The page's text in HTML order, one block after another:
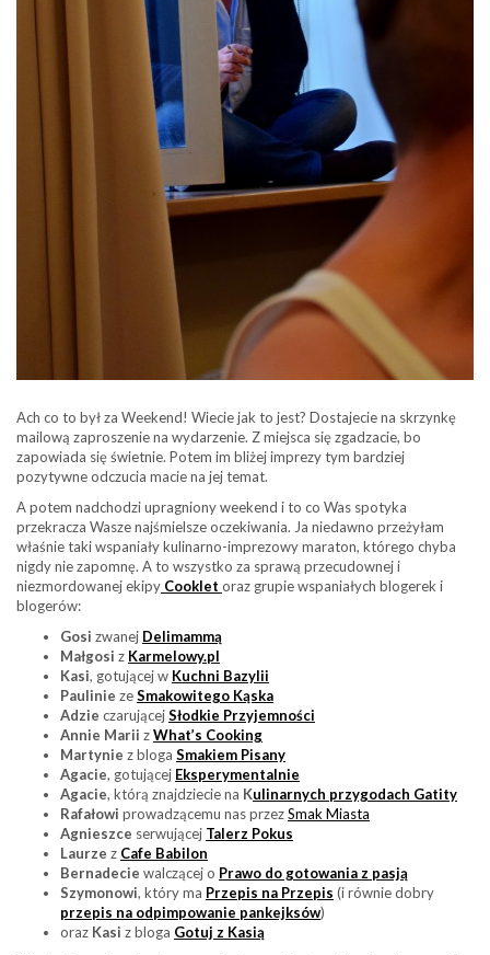
Ach co to był za Weekend! Wiecie jak to jest? Dostajecie na skrzynkę
mailową zaproszenie na wydarzenie. Z miejsca się zgadzacie, bo
zapowiada się świetnie. Potem im bliżej imprezy tym bardziej
pozytywne odczucia macie na jej temat.
A potem nadchodzi upragniony weekend i to co Was spotyka
przekracza Wasze najśmielsze oczekiwania. Ja niedawno przeżyłam
właśnie taki wspaniały kulinarno-imprezowy maraton, którego chyba
nigdy nie zapomnę. A to wszystko za sprawą przecudownej i
niezmordowanej ekipy Cooklet oraz grupie wspaniałych blogerek i
blogerów:
Gosi zwanej Delimammą
Małgosi z Karmelowy.pl
Kasi, gotującej w Kuchni Bazylii
Paulinie zeSmakowitego Kąska
Adzie czarującejSłodkie Przyjemności
Annie Marii zWhat’s Cooking
Martynie z bloga Smakiem Pisany
Agacie, gotującej Eksperymentalnie
Agacie, którą znajdziecie na Kulinarnych przygodach Gatity
Rafałowi prowadzącemu nas przezSmak Miasta
Agnieszce serwującej Talerz Pokus
Laurze z Cafe Babilon
Bernadecie walczącej o Prawo do gotowania z pasją
Szymonowi, który ma Przepis na Przepis (i równie dobry
przepis na odpimpowanie pankejksów)
oraz Kasi z bloga Gotuj z Kasią